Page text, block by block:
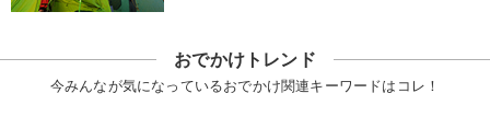
おでかけトレンド
今みんなが気になっているおでかけ関連キーワードはコレ！